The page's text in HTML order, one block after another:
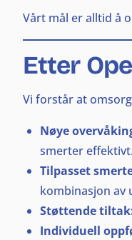
Vårt mål er alltid å
Etter
Vi forstår at
Nøye
smerter effektivt.
Tilpasset
kombinasjon av
Støttende
Individuell